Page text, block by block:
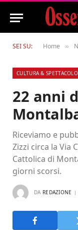
SEI SU: Home »
CULTURA & SPETTACOLO
22 anni
Riceviamo e
Zizzi circa la Via
Cattolica di
giorni scorsi.
DA REDAZIONE